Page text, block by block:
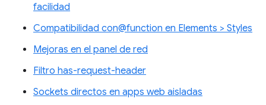
facilidad
Compatibilidad con@function en Elements > Styles
Mejoras en el panel de red
Filtro has-request-header
Sockets directos en apps web aisladas